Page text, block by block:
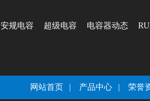
安规电容 超级电容 电容器动态
网站首页 产品中心 荣誉